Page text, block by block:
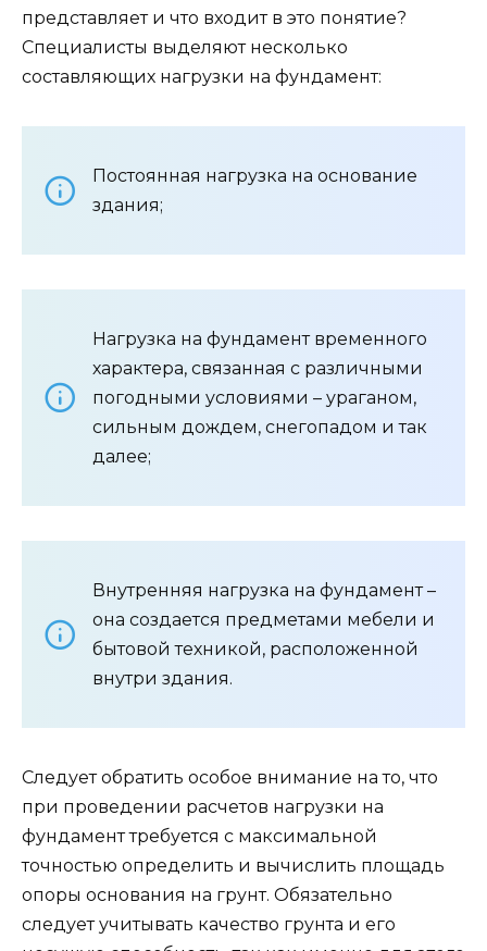
представляет и что входит в это понятие?
Специалисты выделяют несколько
составляющих нагрузки на фундамент:
Постоянная нагрузка на основание
здания;
Нагрузка на фундамент временного
характера, связанная с различными
погодными условиями – ураганом,
сильным дождем, снегопадом и так
далее;
Внутренняя нагрузка на фундамент –
она создается предметами мебели и
бытовой техникой, расположенной
внутри здания.
Следует обратить особое внимание на то, что
при проведении расчетов нагрузки на
фундамент требуется с максимальной
точностью определить и вычислить площадь
опоры основания на грунт. Обязательно
следует учитывать качество грунта и его